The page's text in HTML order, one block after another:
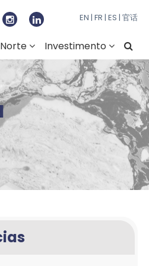
do Norte
EN | FR | ES | 官话
Investimento